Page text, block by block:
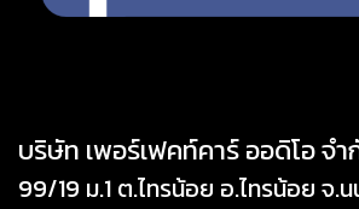
บริษัท เพอร์เฟคท์คาร์ ออดิโอ จำ
99/19 ม.1 ต.ไทรน้อย อ.ไทรน้อย จ.น